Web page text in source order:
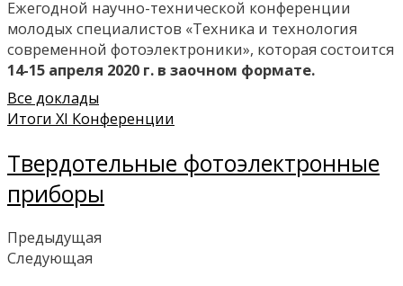
Ежегодной научно-технической конференции
молодых специалистов «Техника и технология
современной фотоэлектроники», которая состоится
14-15 апреля 2020 г. в заочном формате.
Все доклады
Итоги XI Конференции
Твердотельные фотоэлектронные
приборы
Предыдущая
Следующая